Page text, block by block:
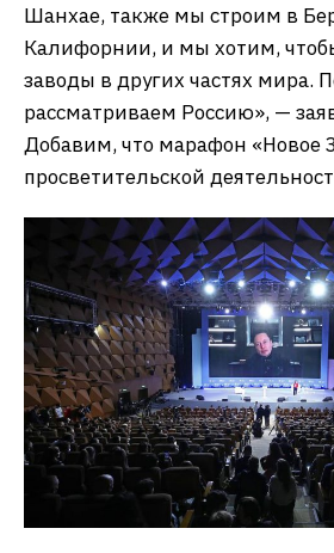
Шанхае, также мы строим в
Калифорнии, и мы хотим,
заводы в других частях мира.
рассматриваем Россию», —
Добавим, что марафон «Новое
просветительской